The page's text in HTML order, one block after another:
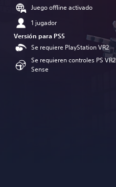
Juego offline activado
1 jugador
Versión para PS5
Se requiere PlayStation VR2
Se requieren controles PS VR2
Sense